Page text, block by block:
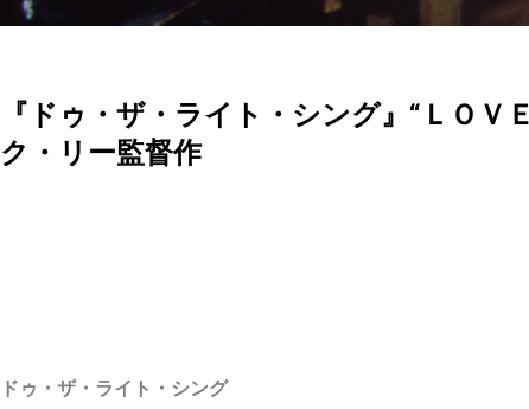
『ドゥ・ザ・ライト・シング』“ＬＯＶ
ク・リー監督作
ドゥ・ザ・ライト・シング